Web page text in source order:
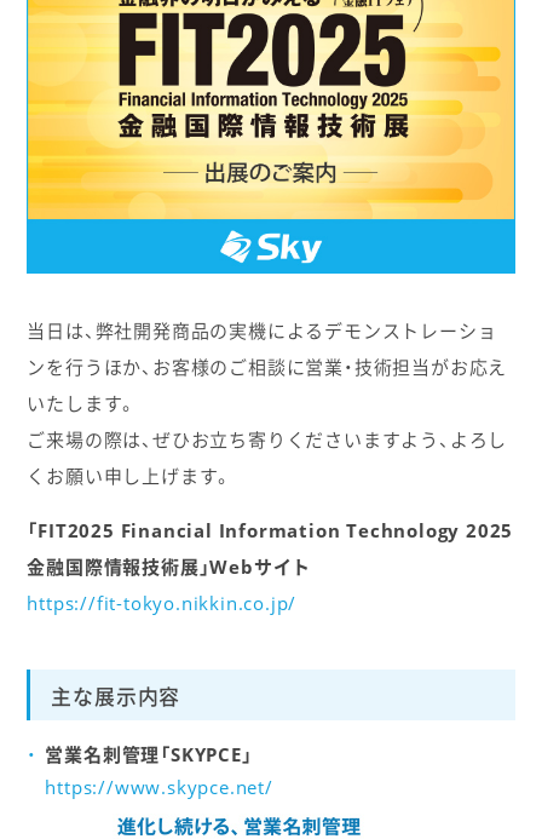
当日は、弊社開発商品の実機によるデモンストレーショ
ンを行うほか、お客様のご相談に営業・技術担当がお応え
いたします。
ご来場の際は、ぜひお立ち寄りくださいますよう、よろし
くお願い申し上げます。
「FIT2025 Financial Information Technology 2025
金融国際情報技術展」Webサイト
https://fit-tokyo.nikkin.co.jp/
主な展示内容
営業名刺管理「SKYPCE」
https://www.skypce.net/